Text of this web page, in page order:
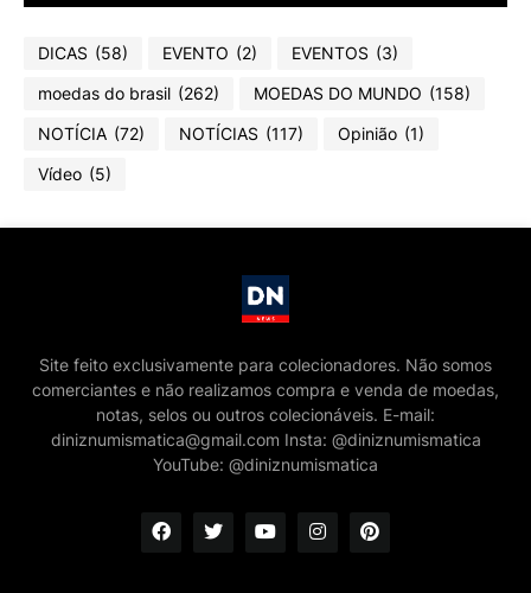
DICAS (58) EVENTO (2) EVENTOS (3)
moedas do brasil (262) MOEDAS DO MUNDO (158)
NOTÍCIA (72) NOTÍCIAS (117) Opinião (1)
Vídeo (5)
Site feito exclusivamente para colecionadores. Não somos
comerciantes e não realizamos compra e venda de moedas,
notas, selos ou outros colecionáveis. E-mail:
diniznumismatica@gmail.com Insta: @diniznumismatica
YouTube: @diniznumismatica